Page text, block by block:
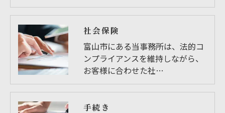
社会保険
富山市にある当事務所は、法的コ
ンプライアンスを維持しながら、
お客様に合わせた社…
手続き